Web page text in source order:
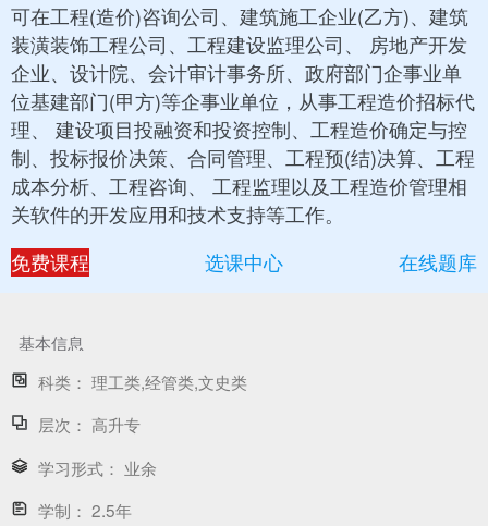
可在工程(造价)咨询公司、建筑施工企业(乙方)、建筑
装潢装饰工程公司、工程建设监理公司、 房地产开发
企业、设计院、会计审计事务所、政府部门企事业单
位基建部门(甲方)等企事业单位，从事工程造价招标代
理、 建设项目投融资和投资控制、工程造价确定与控
制、投标报价决策、合同管理、工程预(结)决算、工程
成本分析、工程咨询、 工程监理以及工程造价管理相
关软件的开发应用和技术支持等工作。
免费课程
选课中心 在线题库
基本信息
科类： 理工类,经管类,文史类
层次： 高升专
学习形式： 业余
学制： 2.5年